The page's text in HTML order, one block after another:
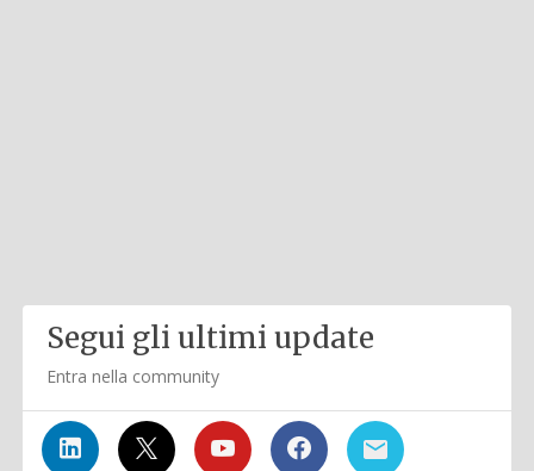
Segui gli ultimi update
Entra nella community